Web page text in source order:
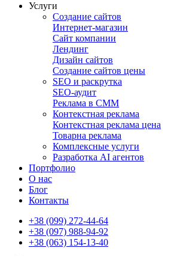
Услуги
Создание сайтов
Интернет-магазин
Сайт компании
Лендинг
Дизайн сайтов
Создание сайтов цены
SEO и раскрутка
SEO-аудит
Реклама в СММ
Контекстная реклама
Контекстная реклама цена
Товарна реклама
Комплексные услуги
Разработка AI агентов
Портфолио
О нас
Блог
Контакты
+38 (099) 272-44-64
+38 (097) 988-94-92
+38 (063) 154-13-40